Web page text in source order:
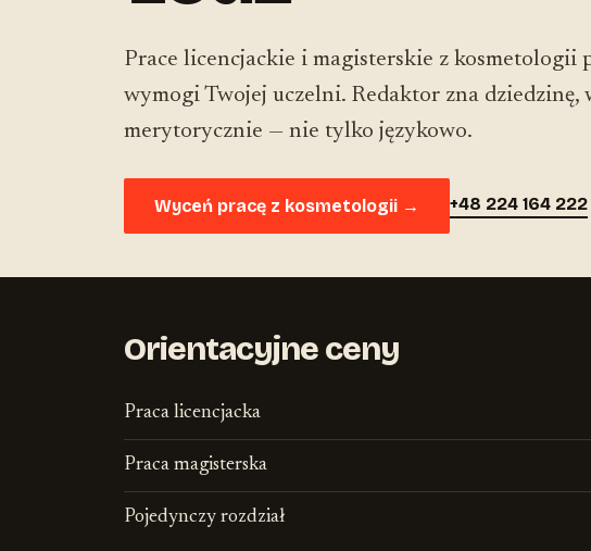
Prace licencjackie i magisterskie z kosmetologii
wymogi Twojej uczelni. Redaktor zna dziedzinę,
merytorycznie — nie tylko językowo.
Wyceń pracę z kosmetologii → +48 224 164 222
Orientacyjne ceny
Praca licencjacka
Praca magisterska
Pojedynczy rozdział